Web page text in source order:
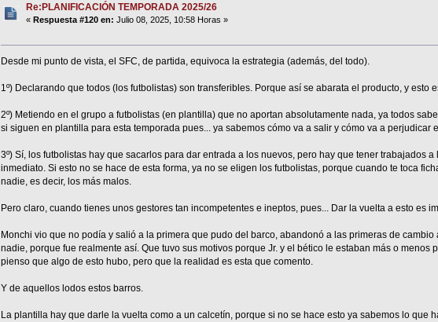
Re:PLANIFICACIÓN TEMPORADA 2025/26
«Respuesta #120 en: Julio 08, 2025, 10:58 Horas »
Desde mi punto de vista, el SFC, de partida, equivoca la estrategia (además, del todo).
1º) Declarando que todos (los futbolistas) son transferibles. Porque así se abarata el producto, y esto
2º) Metiendo en el grupo a futbolistas (en plantilla) que no aportan absolutamente nada, ya todos
si siguen en plantilla para esta temporada pues... ya sabemos cómo va a salir y cómo va a perjudicar
3º) Sí, los futbolistas hay que sacarlos para dar entrada a los nuevos, pero hay que tener trabajados
inmediato. Si esto no se hace de esta forma, ya no se eligen los futbolistas, porque cuando te toca
nadie, es decir, los más malos.
Pero claro, cuando tienes unos gestores tan incompetentes e ineptos, pues... Dar la vuelta a esto es
Monchi vio que no podía y salió a la primera que pudo del barco, abandonó a las primeras de cambio
nadie, porque fue realmente así. Que tuvo sus motivos porque Jr. y el bético le estaban más o menos
pienso que algo de esto hubo, pero que la realidad es esta que comento.
Y de aquellos lodos estos barros.
La plantilla hay que darle la vuelta como a un calcetín, porque si no se hace esto ya sabemos lo que